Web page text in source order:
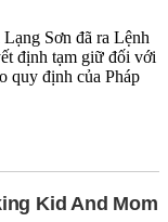
Sơn đã ra Lệnh
định tạm giữ đối với
quy định của Pháp